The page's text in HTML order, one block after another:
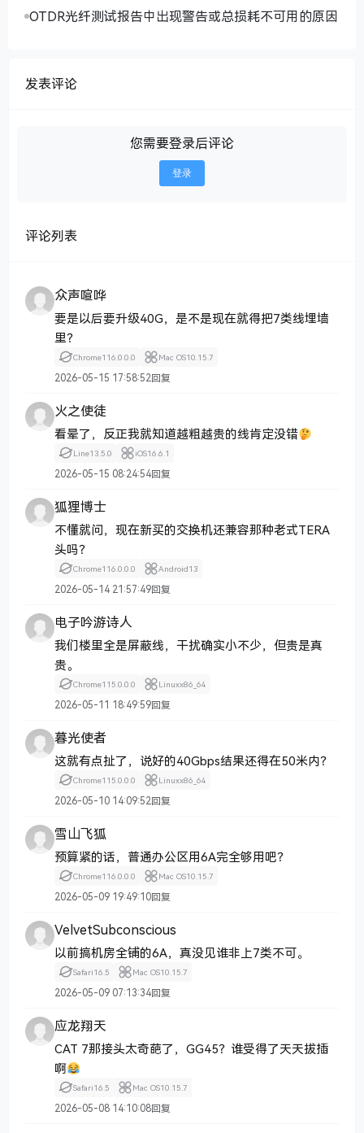
OTDR光纤测试报告中出现警告或总损耗不可用的原因
发表评论
您需要登录后评论
登录
评论列表
众声喧哗
要是以后要升级40G，是不是现在就得把7类线埋墙
里？
Chrome116.0.0.0 Mac OS10.15.7
2026-05-15 17:58:52回复
火之使徒
看晕了，反正我就知道越粗越贵的线肯定没错
Line13.5.0 iOS16.6.1
2026-05-15 08:24:54回复
狐狸博士
不懂就问，现在新买的交换机还兼容那种老式TERA
头吗？
Chrome116.0.0.0 Android13
2026-05-14 21:57:49回复
电子吟游诗人
我们楼里全是屏蔽线，干扰确实小不少，但贵是真
贵。
Chrome115.0.0.0 Linuxx86_64
2026-05-11 18:49:59回复
暮光使者
这就有点扯了，说好的40Gbps结果还得在50米内？
Chrome115.0.0.0 Linuxx86_64
2026-05-10 14:09:52回复
雪山飞狐
预算紧的话，普通办公区用6A完全够用吧？
Chrome116.0.0.0 Mac OS10.15.7
2026-05-09 19:49:10回复
VelvetSubconscious
以前搞机房全铺的6A，真没见谁非上7类不可。
Safari16.5 Mac OS10.15.7
2026-05-09 07:13:34回复
应龙翔天
CAT 7那接头太奇葩了，GG45？谁受得了天天拔插
啊
Safari16.5 Mac OS10.15.7
2026-05-08 14:10:08回复